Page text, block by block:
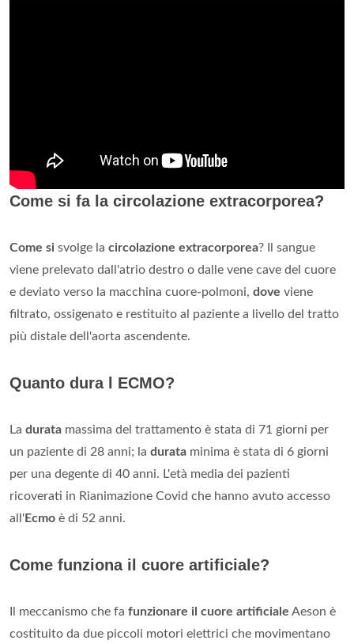
Come si fa la circolazione extracorporea?
Come si svolge la circolazione extracorporea? Il sangue
viene prelevato dall'atrio destro o dalle vene cave del cuore
e deviato verso la macchina cuore-polmoni, dove viene
filtrato, ossigenato e restituito al paziente a livello del tratto
più distale dell'aorta ascendente.
Quanto dura l ECMO?
La durata massima del trattamento è stata di 71 giorni per
un paziente di 28 anni; la durata minima è stata di 6 giorni
per una degente di 40 anni. L'età media dei pazienti
ricoverati in Rianimazione Covid che hanno avuto accesso
all'Ecmo è di 52 anni.
Come funziona il cuore artificiale?
Il meccanismo che fa funzionare il cuore artificiale Aeson è
costituito da due piccoli motori elettrici che movimentano